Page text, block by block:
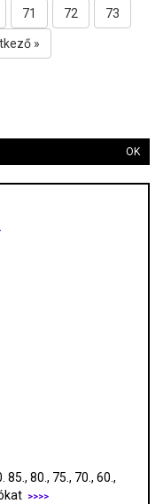
71 72 73
»
OK
80., 75., 70., 60.,
>>>>